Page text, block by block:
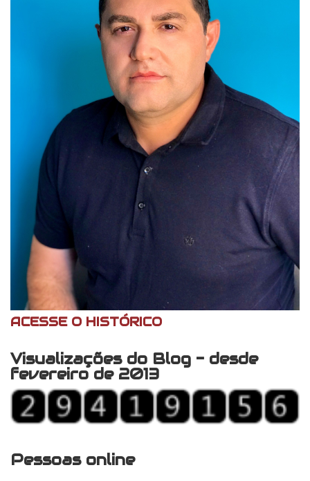
ACESSE O HISTÓRICO
Visualizações do Blog - desde
fevereiro de 2013
Pessoas online